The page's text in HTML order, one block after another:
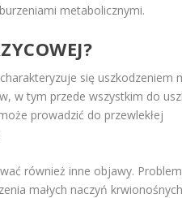
metabolicznymi.
się uszkodzeniem
w tym przede wszystkim do
prowadzić do przewlekłej
również inne objawy.
małych naczyń